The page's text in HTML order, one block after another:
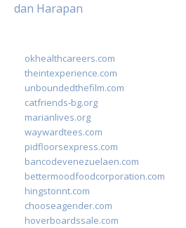
dan Harapan
okhealthcareers.com
theintexperience.com
unboundedthefilm.com
catfriends-bg.org
marianlives.org
waywardtees.com
pidfloorsexpress.com
bancodevenezuelaen.com
bettermoodfoodcorporation.com
hingstonnt.com
chooseagender.com
hoverboardssale.com